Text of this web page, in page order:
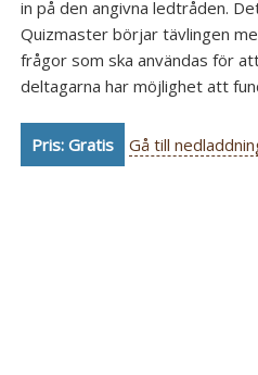
in på den angivna ledtråden.
Quizmaster börjar tävlingen
frågor som ska användas för
deltagarna har möjlighet att
Pris: Gratis Gå till